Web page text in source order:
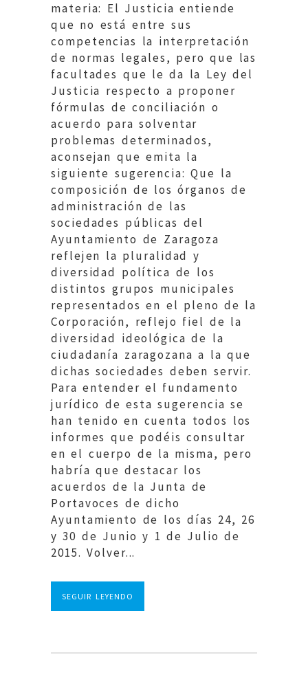
materia: El Justicia entiende
que no está entre sus
competencias la interpretación
de normas legales, pero que las
facultades que le da la Ley del
Justicia respecto a proponer
fórmulas de conciliación o
acuerdo para solventar
problemas determinados,
aconsejan que emita la
siguiente sugerencia: Que la
composición de los órganos de
administración de las
sociedades públicas del
Ayuntamiento de Zaragoza
reflejen la pluralidad y
diversidad política de los
distintos grupos municipales
representados en el pleno de la
Corporación, reflejo fiel de la
diversidad ideológica de la
ciudadanía zaragozana a la que
dichas sociedades deben servir.
Para entender el fundamento
jurídico de esta sugerencia se
han tenido en cuenta todos los
informes que podéis consultar
en el cuerpo de la misma, pero
habría que destacar los
acuerdos de la Junta de
Portavoces de dicho
Ayuntamiento de los días 24, 26
y 30 de Junio y 1 de Julio de
2015. Volver...
SEGUIR LEYENDO